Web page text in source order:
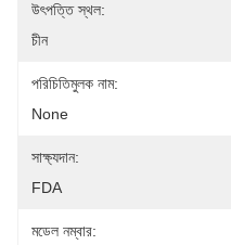
উৎপত্তি স্থল:
চীন
পরিচিতিমুলক নাম:
None
সাক্ষ্যদান:
FDA
মডেল নম্বার: